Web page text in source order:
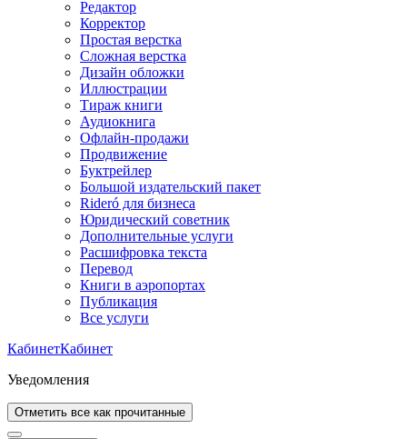
Редактор
Корректор
Простая верстка
Сложная верстка
Дизайн обложки
Иллюстрации
Тираж книги
Аудиокнига
Офлайн-продажи
Продвижение
Буктрейлер
Большой издательский пакет
Rideró для бизнеса
Юридический советник
Дополнительные услуги
Расшифровка текста
Перевод
Книги в аэропортах
Публикация
Все услуги
КабинетКабинет
Уведомления
Отметить все как прочитанные